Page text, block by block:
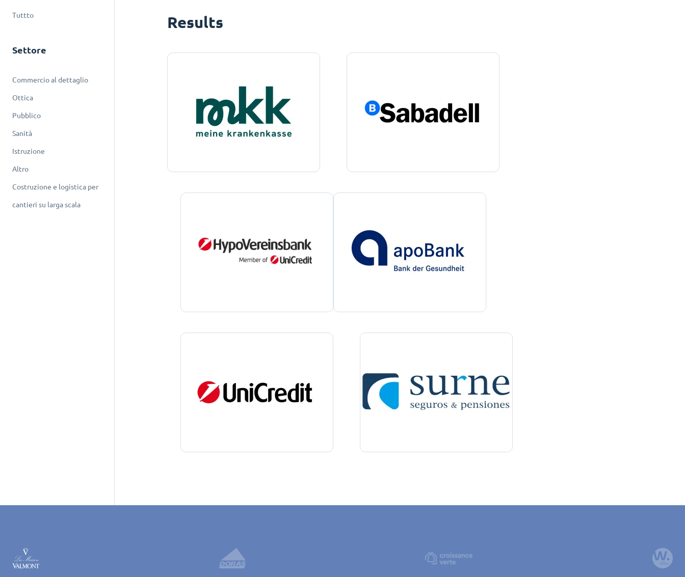
Tuttto
Settore
Commercio al dettaglio
Ottica
Pubblico
Sanità
Istruzione
Altro
Costruzione e logistica per
cantieri su larga scala
Results